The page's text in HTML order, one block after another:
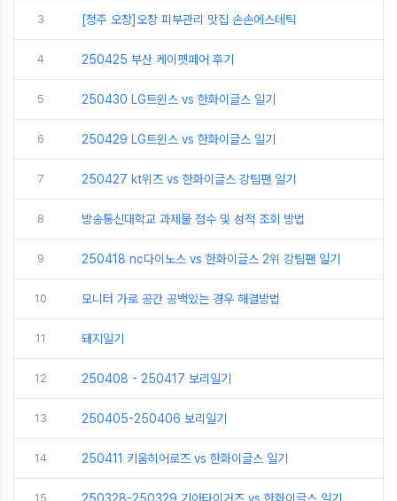
3 [청주 오창]오창 피부관리 맛집 손손에스테틱
4 250425 부산 케이펫페어 후기
5 250430 LG트윈스 vs 한화이글스 일기
6 250429 LG트윈스 vs 한화이글스 일기
7 250427 kt위즈 vs 한화이글스 강팀팬 일기
8 방송통신대학교 과제물 점수 및 성적 조회 방법
9 250418 nc다이노스 vs 한화이글스 2위 강팀팬 일기
10 모니터 가로 공간 공백있는 경우 해결방법
11 돼지일기
12 250408 - 250417 보리일기
13 250405-250406 보리일기
14 250411 키움히어로즈 vs 한화이글스 일기
15